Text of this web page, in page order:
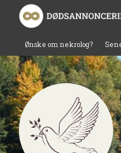
Ønske om nekrolog?